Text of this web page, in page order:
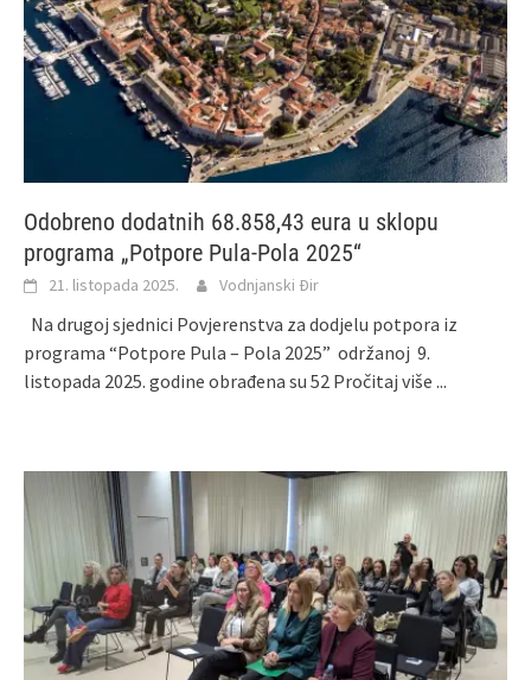
Odobreno dodatnih 68.858,43 eura u sklopu
programa „Potpore Pula-Pola 2025“
21. listopada 2025. Vodnjanski Đir
Na drugoj sjednici Povjerenstva za dodjelu potpora iz
programa “Potpore Pula – Pola 2025” održanoj 9.
listopada 2025. godine obrađena su 52 Pročitaj više ...